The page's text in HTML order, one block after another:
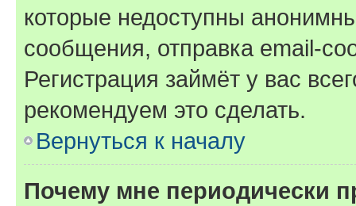
которые недоступны
сообщения, отправка email-
Регистрация займёт у вас
рекомендуем это сделать.
Вернуться к началу
Почему мне периодически